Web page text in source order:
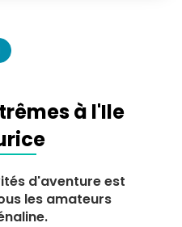
à l'Ile
d'aventure est
les amateurs